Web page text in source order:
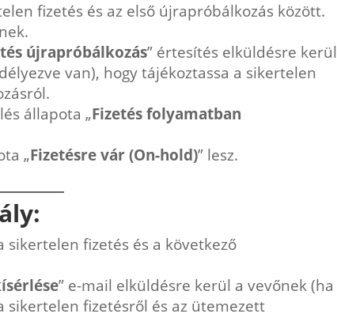
fizetés és az első újrapróbálkozás között.
újrapróbálkozás” értesítés elküldésre kerül
van), hogy tájékoztassa a sikertelen
állapota „Fizetés folyamatban
„Fizetésre vár (On-hold)” lesz.
sikertelen fizetés és a következő
” e-mail elküldésre kerül a vevőnek (ha
sikertelen fizetésről és az ütemezett